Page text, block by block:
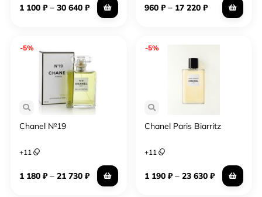
1 100 ₽– 30 640 ₽ 960 ₽– 17 220 ₽
-5%
Chanel №19
+11
1 180 ₽– 21 730 ₽
-5%
Chanel Paris Biarritz
+11
1 190 ₽– 23 630 ₽